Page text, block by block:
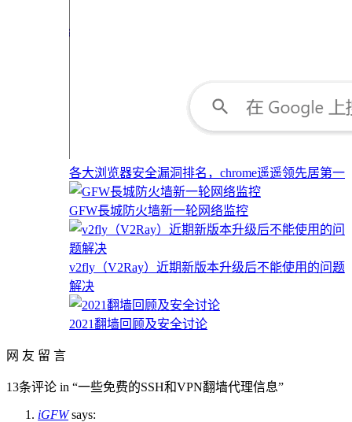
各大浏览器安全漏洞排名，chrome遥遥领先居第一
GFW長城防火墙新一轮网络监控
v2fly（V2Ray）近期新版本升级后不能使用的问题
解决
2021翻墙回顾及安全讨论
网 友 留 言
13条评论 in “一些免费的SSH和VPN翻墙代理信息”
iGFW says: